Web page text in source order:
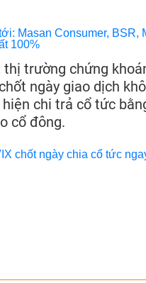
thị trường chứng
ngày giao dịch
chi trả cổ tức
cổ đông.